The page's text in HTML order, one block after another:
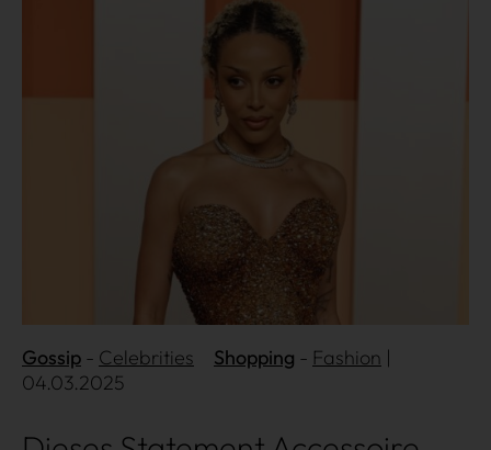
Gossip Celebrities Shopping Fashion |
04.03.2025